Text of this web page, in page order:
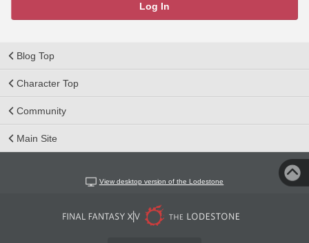
Log In
Blog Top
Character Top
Community
Main Site
View desktop version of the Lodestone